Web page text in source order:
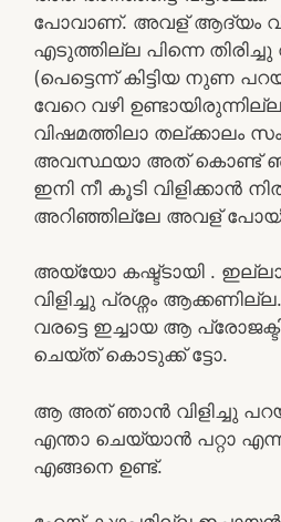
പോവാണ്. അവള് ആദ്യം
എടുത്തില്ല പിന്നെ തിരിച്ചു
(പെട്ടെന്ന് കിട്ടിയ നുണ
വേറെ വഴി
വിഷമത്തിലാ തല്ക്കാലം
അവസ്ഥയാ അത് കൊണ്ട്
ഇനി നീ കൂടി വിളിക്കാൻ
അറിഞ്ഞില്ലേ അവള് പോയി
അയ്യോ കഷ്ട്ടായി .
വിളിച്ചു പ്രശ്നം
വരട്ടെ ഇച്ചായ ആ
ചെയ്ത് കൊടുക്ക് ട്ടോ.
ആ അത് ഞാൻ വിളിച്ചു
എന്താ ചെയ്യാൻ പറ്റാ
എങ്ങനെ ഉണ്ട്.